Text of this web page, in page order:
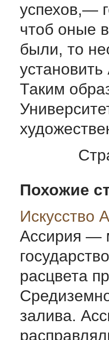
успехов,—
чтоб оные
были, то
Таким
Похожие
Искусство
Ассирия —
расцвета
залива.